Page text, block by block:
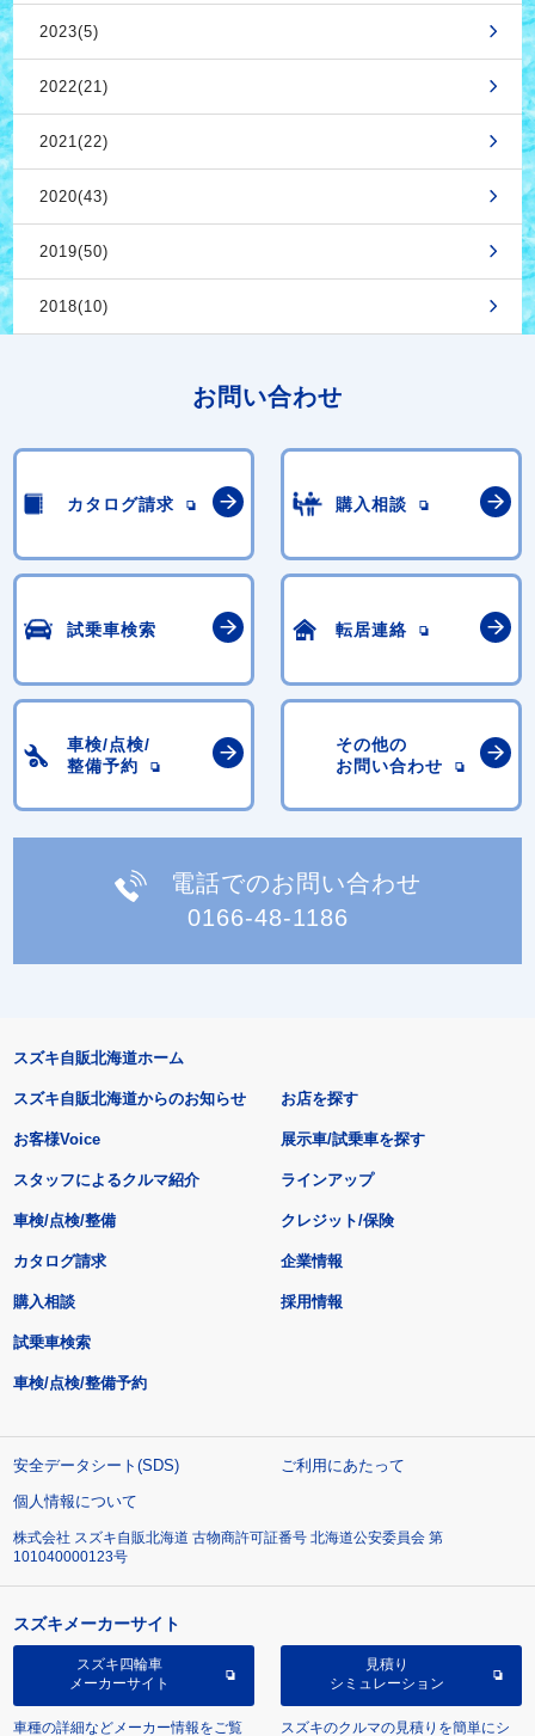
2023(5)
2022(21)
2021(22)
2020(43)
2019(50)
2018(10)
お問い合わせ
カタログ請求 購入相談
試乗車検索 転居連絡
車検/点検/
整備予約
その他の
お問い合わせ
電話でのお問い合わせ
0166-48-1186
スズキ自販北海道ホーム
スズキ自販北海道からのお知らせ
お客様Voice
スタッフによるクルマ紹介
お店を探す
展示車/試乗車を探す
ラインアップ
車検/点検/整備 クレジット/保険
カタログ請求
購入相談
試乗車検索
車検/点検/整備予約
企業情報
採用情報
安全データシート(SDS)
ご利用にあたって
個人情報について
株式会社 スズキ自販北海道 古物商許可証番号 北海道公安委員会 第
101040000123号
スズキメーカーサイト
スズキ四輪車
メーカーサイト
車種の詳細などメーカー情報をご覧
見積り
シミュレーション
スズキのクルマの見積りを簡単にシ